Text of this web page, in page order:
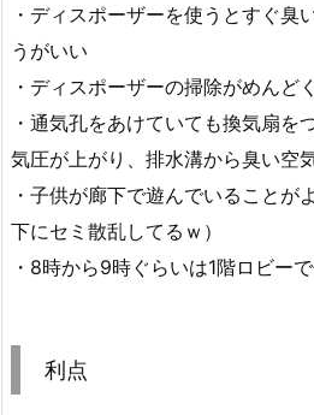
・ディスポーザーを使うとすぐ臭
うがいい
・ディスポーザーの掃除がめんど
・通気孔をあけていても換気扇を
気圧が上がり、排水溝から臭い空
・子供が廊下で遊んでいることが
下にセミ散乱してるｗ）
・8時から9時ぐらいは1階ロビー
利点